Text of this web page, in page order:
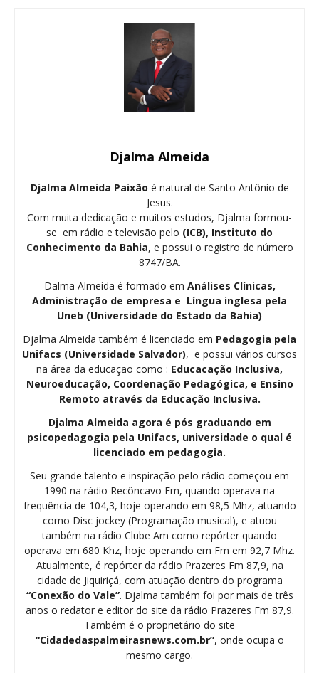
Djalma Almeida
Djalma Almeida Paixão é natural de Santo Antônio de
Jesus.
Com muita dedicação e muitos estudos, Djalma formou-
se em rádio e televisão pelo (ICB), Instituto do
Conhecimento da Bahia, e possui o registro de número
8747/BA.
Dalma Almeida é formado em Análises Clínicas,
Administração de empresa e Língua inglesa pela
Uneb (Universidade do Estado da Bahia)
Djalma Almeida também é licenciado em Pedagogia pela
Unifacs (Universidade Salvador), e possui vários cursos
na área da educação como : Educacação Inclusiva,
Neuroeducação, Coordenação Pedagógica, e Ensino
Remoto através da Educação Inclusiva.
Djalma Almeida agora é pós graduando em
psicopedagogia pela Unifacs, universidade o qual é
licenciado em pedagogia.
Seu grande talento e inspiração pelo rádio começou em
1990 na rádio Recôncavo Fm, quando operava na
frequência de 104,3, hoje operando em 98,5 Mhz, atuando
como Disc jockey (Programação musical), e atuou
também na rádio Clube Am como repórter quando
operava em 680 Khz, hoje operando em Fm em 92,7 Mhz.
Atualmente, é repórter da rádio Prazeres Fm 87,9, na
cidade de Jiquiriçá, com atuação dentro do programa
“Conexão do Vale”. Djalma também foi por mais de três
anos o redator e editor do site da rádio Prazeres Fm 87,9.
Também é o proprietário do site
“Cidadedaspalmeirasnews.com.br”, onde ocupa o
mesmo cargo.